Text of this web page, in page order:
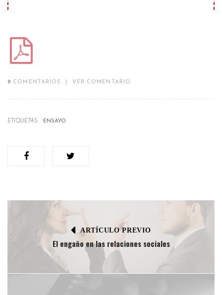
9 COMENTARIOS VER COMENTARIO
ETIQUETAS: ENSAYO
ARTÍCULO PREVIO
El engaño en las relaciones sociales